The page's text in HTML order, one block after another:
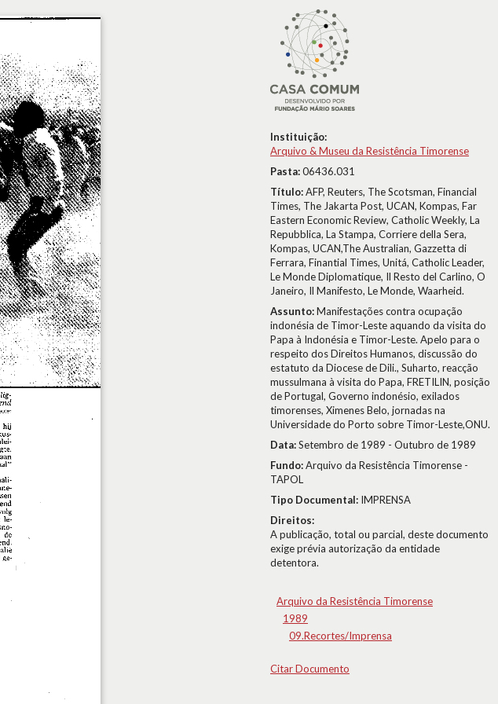
Instituição:
Arquivo & Museu da Resistência Timorense
Pasta:06436.031
Título:AFP, Reuters, The Scotsman, Financial
Times, The Jakarta Post, UCAN, Kompas, Far
Eastern Economic Review, Catholic Weekly, La
Repubblica, La Stampa, Corriere della Sera,
Kompas, UCAN,The Australian, Gazzetta di
Ferrara, Finantial Times, Unitá, Catholic Leader,
Le Monde Diplomatique, Il Resto del Carlino, O
Janeiro, Il Manifesto, Le Monde, Waarheid.
Assunto:Manifestações contra ocupação
indonésia de Timor-Leste aquando da visita do
Papa à Indonésia e Timor-Leste. Apelo para o
respeito dos Direitos Humanos, discussão do
estatuto da Diocese de Dili., Suharto, reacção
mussulmana à visita do Papa, FRETILIN, posição
de Portugal, Governo indonésio, exilados
timorenses, Ximenes Belo, jornadas na
Universidade do Porto sobre Timor-Leste,ONU.
Data:Setembro de 1989 - Outubro de 1989
Fundo:Arquivo da Resistência Timorense -
TAPOL
Tipo Documental: IMPRENSA
Direitos:
A publicação, total ou parcial, deste documento
exige prévia autorização da entidade
detentora.
Arquivo da Resistência Timorense
1989
09.Recortes/Imprensa
Citar Documento